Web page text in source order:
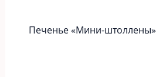
Печенье «Мини-штоллены»